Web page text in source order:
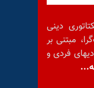
دینی
مبتنی بر
فردی و